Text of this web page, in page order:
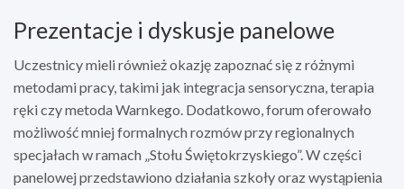
Prezentacje i dyskusje panelowe
Uczestnicy mieli również okazję zapoznać się z różnymi
metodami pracy, takimi jak integracja sensoryczna, terapia
ręki czy metoda Warnkego. Dodatkowo, forum oferowało
możliwość mniej formalnych rozmów przy regionalnych
specjałach w ramach „Stołu Świętokrzyskiego”. W części
panelowej przedstawiono działania szkoły oraz wystąpienia